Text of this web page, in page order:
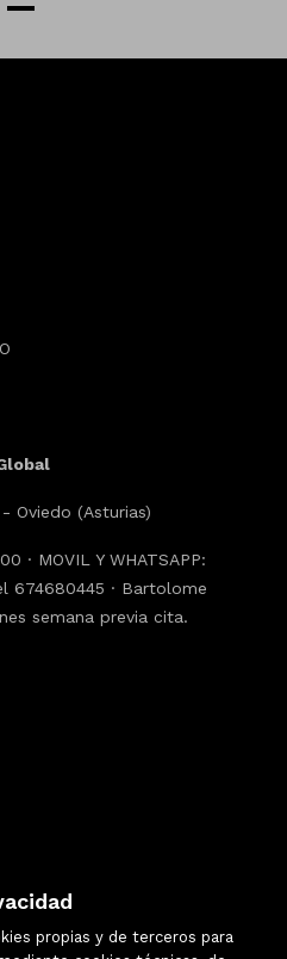
propias y de terceros para
Oviedo (Asturias)
· MOVIL Y WHATSAPP:
674680445 · Bartolome
semana previa cita.
– 20:00
– 20:00
– 20:00